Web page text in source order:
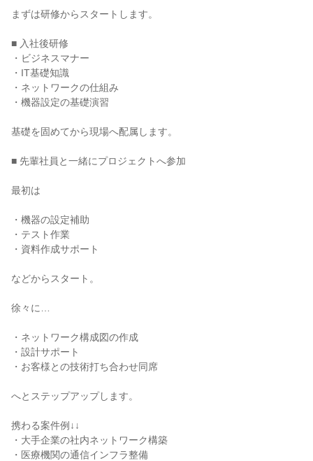
まずは研修からスタートします。
■ 入社後研修
・ビジネスマナー
・IT基礎知識
・ネットワークの仕組み
・機器設定の基礎演習
基礎を固めてから現場へ配属します。
■ 先輩社員と一緒にプロジェクトへ参加
最初は
・機器の設定補助
・テスト作業
・資料作成サポート
などからスタート。
徐々に…
・ネットワーク構成図の作成
・設計サポート
・お客様との技術打ち合わせ同席
へとステップアップします。
携わる案件例↓↓
・大手企業の社内ネットワーク構築
・医療機関の通信インフラ整備